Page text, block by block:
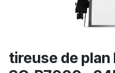
tireuse de plan